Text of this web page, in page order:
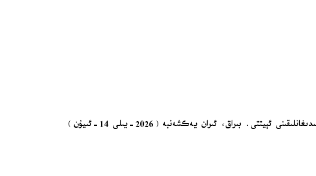
پىرېزىدېنت ترامپ ئىران بىلەن تۈزۈلىدىغان كېلىشىمنىڭ ئىمزالىنىدىغانلىقىنى، شۇنىڭدىن كېيىنلا ھورمۇز بوغۇزىنىڭ «ھەممەيلەنگە ئوچۇق» بولىدىغانلىقىنى ئېيتتى. بىراق، ئىران يەكشەنبە (2026-يىلى 14-ئىيۇن)